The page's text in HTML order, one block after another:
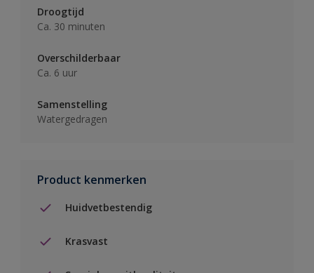
Droogtijd
Ca. 30 minuten
Overschilderbaar
Ca. 6 uur
Samenstelling
Watergedragen
Product kenmerken
Huidvetbestendig
Krasvast